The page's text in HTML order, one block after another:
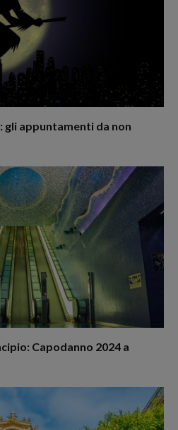
gli appuntamenti da non
Capodanno 2024 a